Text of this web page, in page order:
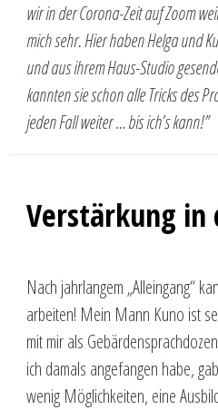
wir in der Corona-Zeit auf Zoom
mich sehr. Hier haben Helga und
und aus ihrem Haus-Studio
kannten sie schon alle Tricks des
jeden Fall weiter … bis ich’s kann!”
Verstärkung in
Nach jahrlangem „Alleingang“
arbeiten! Mein Mann Kuno ist
mit mir als
ich damals angefangen habe,
wenig Möglichkeiten, eine